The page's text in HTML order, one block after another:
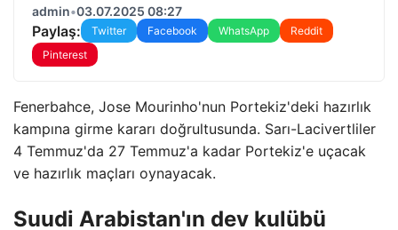
admin•03.07.2025 08:27
Paylaş: Twitter Facebook WhatsApp
Reddit
Pinterest
Fenerbahce, Jose Mourinho'nun Portekiz'deki hazırlık
kampına girme kararı doğrultusunda. Sarı-Lacivertliler
4 Temmuz'da 27 Temmuz'a kadar Portekiz'e uçacak
ve hazırlık maçları oynayacak.
Suudi Arabistan'ın dev kulübü